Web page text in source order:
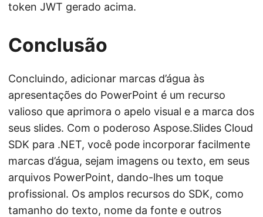
token JWT gerado acima.
Conclusão
Concluindo, adicionar marcas d’água às
apresentações do PowerPoint é um recurso
valioso que aprimora o apelo visual e a marca dos
seus slides. Com o poderoso Aspose.Slides Cloud
SDK para .NET, você pode incorporar facilmente
marcas d’água, sejam imagens ou texto, em seus
arquivos PowerPoint, dando-lhes um toque
profissional. Os amplos recursos do SDK, como
tamanho do texto, nome da fonte e outros